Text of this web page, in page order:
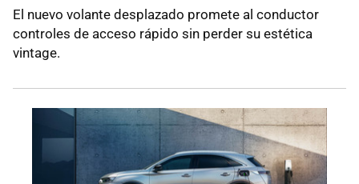
El nuevo volante desplazado promete al conductor
controles de acceso rápido sin perder su estética
vintage.